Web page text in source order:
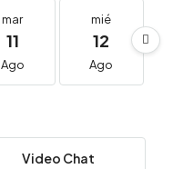
mar
11
Ago
mié
12
Ago
Video Chat